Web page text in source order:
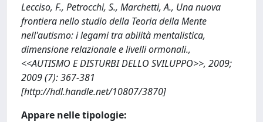
Lecciso, F., Petrocchi, S., Marchetti, A., Una nuova
frontiera nello studio della Teoria della Mente
nell'autismo: i legami tra abilità mentalistica,
dimensione relazionale e livelli ormonali.,
<<AUTISMO E DISTURBI DELLO SVILUPPO>>, 2009;
2009 (7): 367-381
[http://hdl.handle.net/10807/3870]
Appare nelle tipologie: